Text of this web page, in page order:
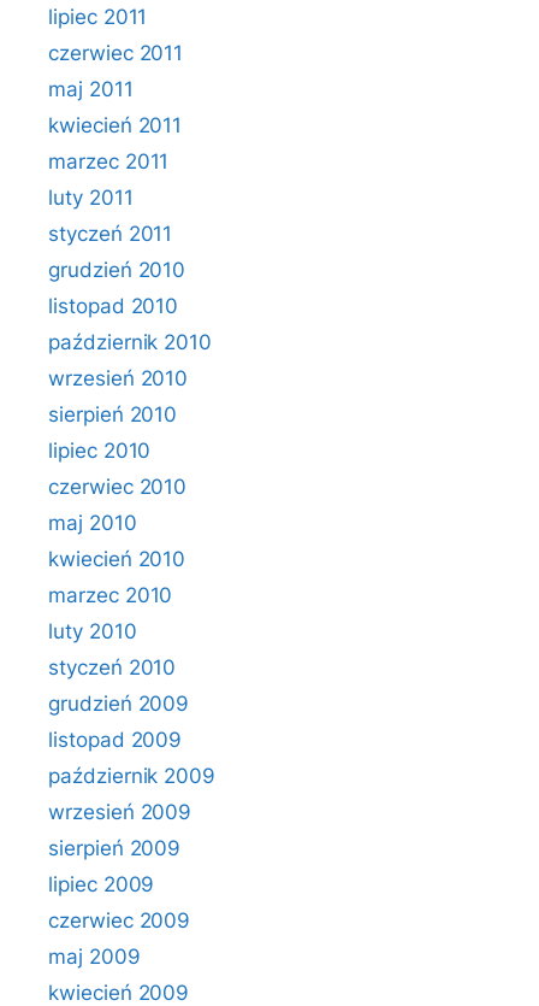
lipiec 2011
czerwiec 2011
maj 2011
kwiecień 2011
marzec 2011
luty 2011
styczeń 2011
grudzień 2010
listopad 2010
październik 2010
wrzesień 2010
sierpień 2010
lipiec 2010
czerwiec 2010
maj 2010
kwiecień 2010
marzec 2010
luty 2010
styczeń 2010
grudzień 2009
listopad 2009
październik 2009
wrzesień 2009
sierpień 2009
lipiec 2009
czerwiec 2009
maj 2009
kwiecień 2009